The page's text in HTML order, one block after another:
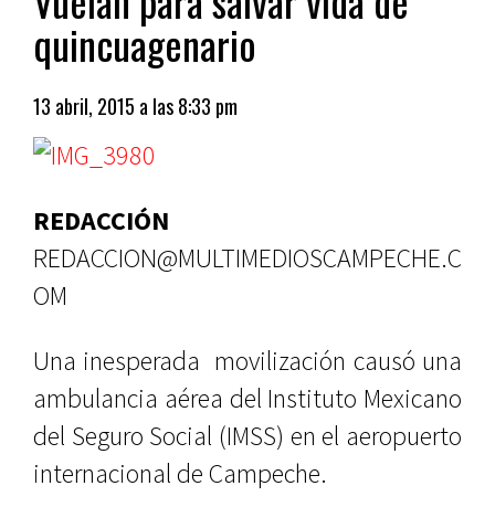
quincuagenario
13 abril, 2015 a las 8:33 pm
REDACCIÓN
REDACCION@MULTIMEDIOSCAMPECHE.C
OM
Una inesperada movilización causó una
ambulancia aérea del Instituto Mexicano
del Seguro Social (IMSS) en el aeropuerto
internacional de Campeche.